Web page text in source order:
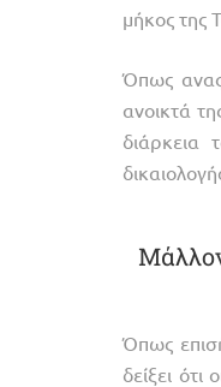
μήκος της
Όπως
ανοικτά
διάρκεια
Όπως
δείξει